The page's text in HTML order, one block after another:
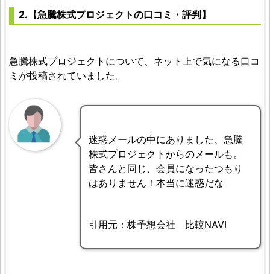
2.【急騰株式プロジェクトの口コミ・評判】
急騰株式プロジェクトについて、ネット上で気になる口コ
ミが投稿されていました。
迷惑メールの中にありました、急騰
株式プロジェクトからのメールも。
皆さんと同じ、会員になったつもり
はありません！本当に迷惑だな
引用元：株予想会社 比較NAVI